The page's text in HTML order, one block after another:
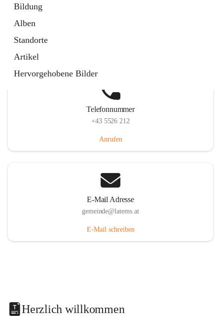
Bildung
Alben
Standorte
Artikel
Hervorgehobene Bilder
Telefonnummer
+43 5526 212
Anrufen
E-Mail Adresse
gemeinde@laterns.at
E-Mail schreiben
Herzlich willkommen